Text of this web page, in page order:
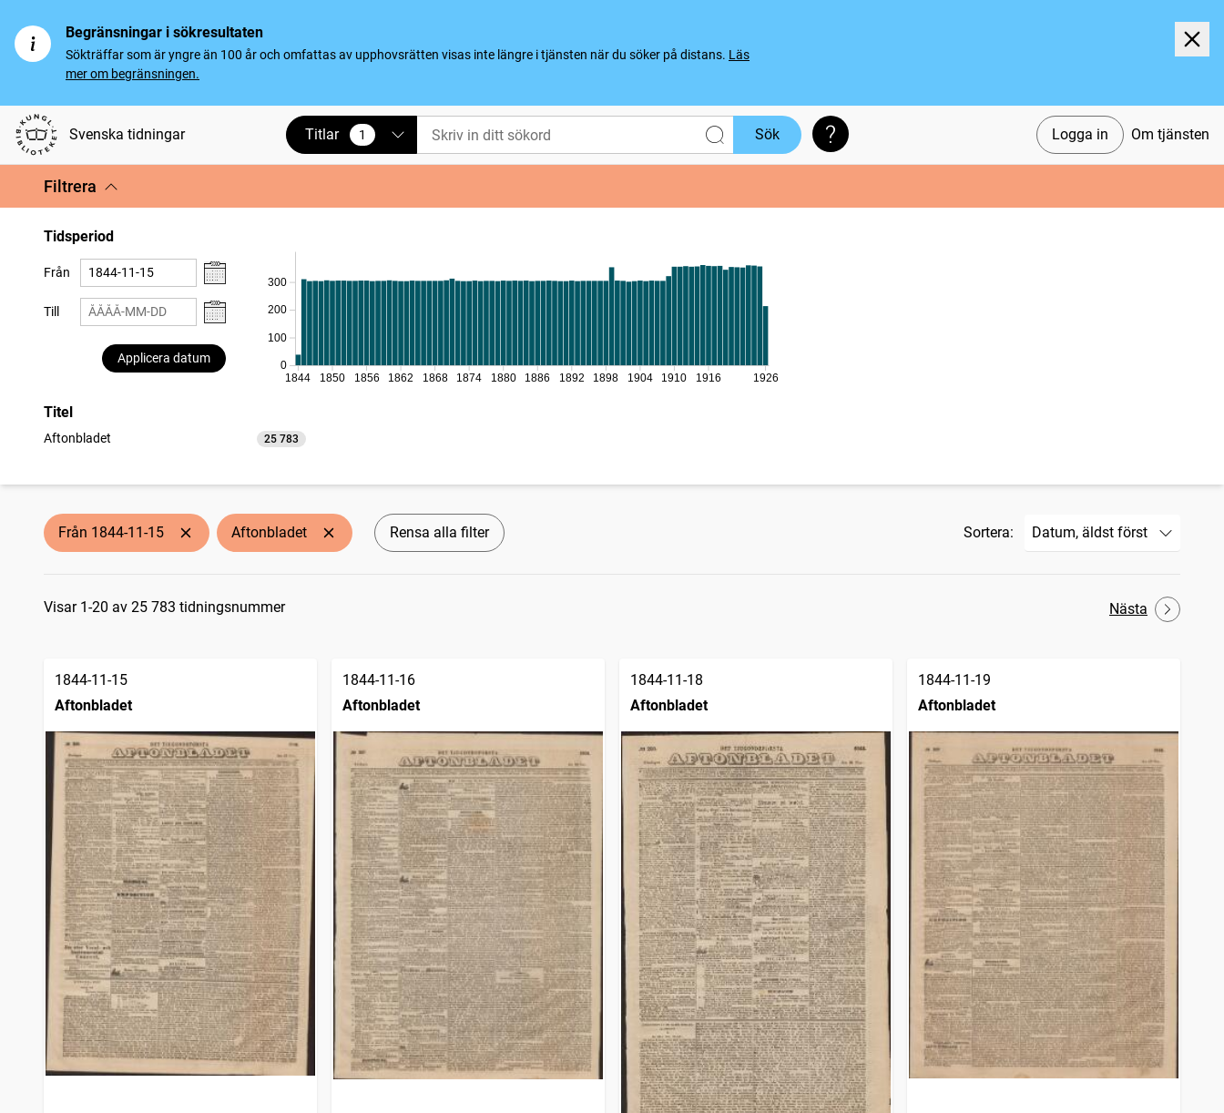
Begränsningar i sökresultaten
Sökträffar som är yngre än 100 år och omfattas av upphovsrätten visas inte längre i tjänsten när du söker på distans. Läs
mer om begränsningen.
Svenska tidningar Logga in Om tjänsten
Titlar 1
vald Sök Söktips
Filtrera
Tidsperiod
Från
Till
Applicera datum
0
100
200
300
1844 1850 1856 1862 1868 1874 1880 1886 1892 1898 1904 1910 1916 1926
Titel
Aftonbladet 25 783
träffar
Från 1844-11-15 Aftonbladet Rensa alla filter Sortera:
Sökresultat
Visar 1-20 av 25 783 tidningsnummer Nästa
1844-11-15
Aftonbladet
1844-11-16
Aftonbladet
1844-11-18
Aftonbladet
1844-11-19
Aftonbladet